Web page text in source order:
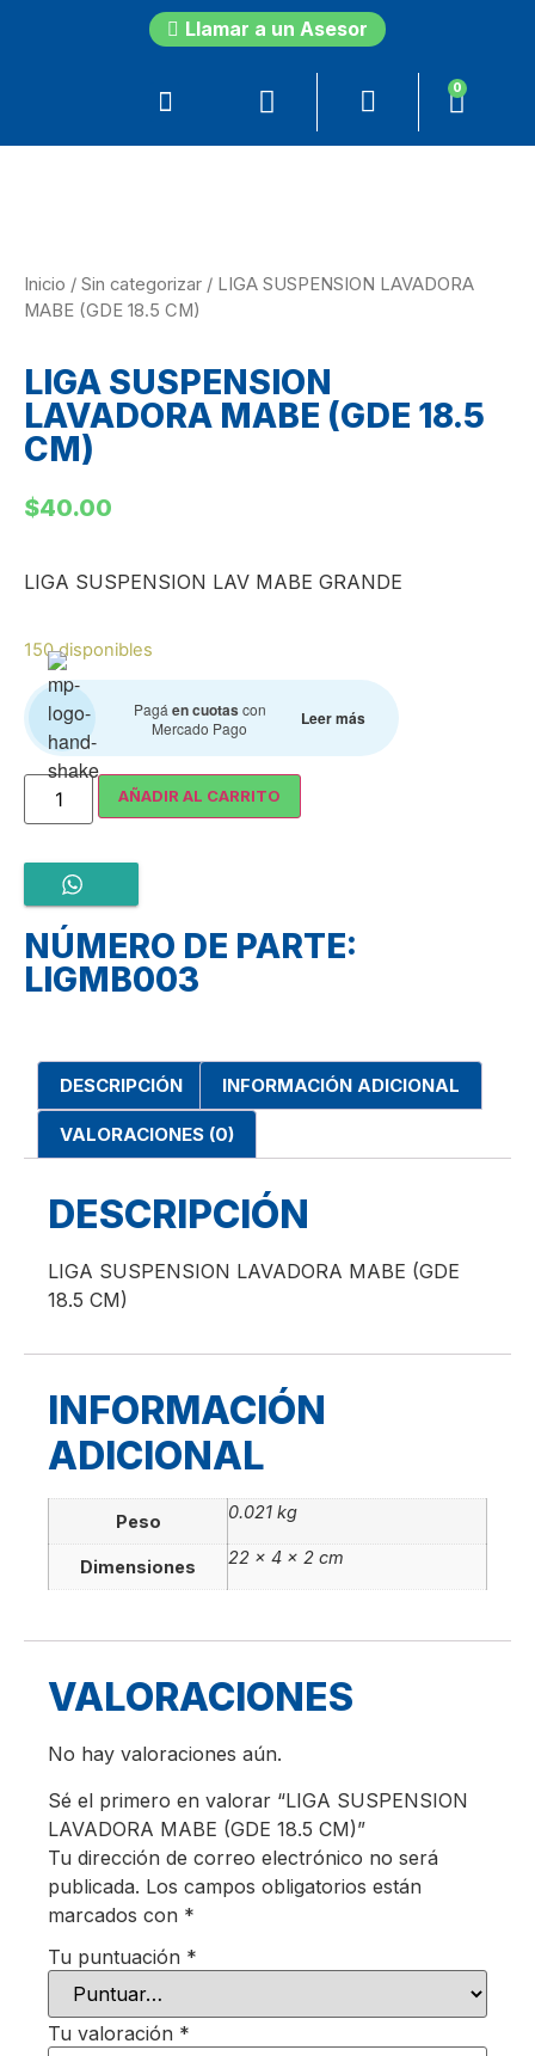
Llamar a un Asesor
0
Inicio / Sin categorizar / LIGA SUSPENSION LAVADORA
MABE (GDE 18.5 CM)
LIGA SUSPENSION
LAVADORA MABE (GDE 18.5
CM)
$40.00
LIGA SUSPENSION LAV MABE GRANDE
150 disponibles
Pagáen cuotas con
Mercado Pago
Leer más
AÑADIR AL CARRITO
NÚMERO DE PARTE:
LIGMB003
DESCRIPCIÓN INFORMACIÓN ADICIONAL
VALORACIONES (0)
DESCRIPCIÓN
LIGA SUSPENSION LAVADORA MABE (GDE
18.5 CM)
INFORMACIÓN
ADICIONAL
Peso 0.021 kg
Dimensiones 22 × 4 × 2 cm
VALORACIONES
No hay valoraciones aún.
Sé el primero en valorar “LIGA SUSPENSION
LAVADORA MABE (GDE 18.5 CM)”
Tu dirección de correo electrónico no será
publicada. Los campos obligatorios están
marcados con *
Tu puntuación *
Tu valoración *